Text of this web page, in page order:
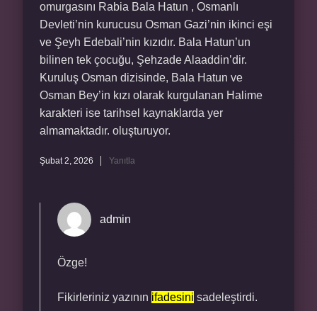
omurgasını Rabia Bala Hatun , Osmanlı
Devleti’nin kurucusu Osman Gazi’nin ikinci eşi
ve Şeyh Edebali’nin kızıdır. Bala Hatun’un
bilinen tek çocuğu, Şehzade Alaaddin’dir.
Kuruluş Osman dizisinde, Bala Hatun ve
Osman Bey’in kızı olarak kurgulanan Halime
karakteri ise tarihsel kaynaklarda yer
almamaktadır. oluşturuyor.
Şubat 2, 2026 Yanıtla
admin
Özge!
Fikirleriniz yazının ifadesini sadeleştirdi.